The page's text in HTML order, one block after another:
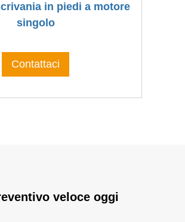
in piedi a motore
singolo
Contattaci
veloce oggi